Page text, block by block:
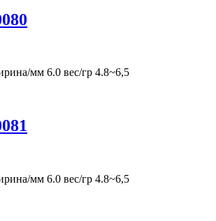
мм 6.0 вес/гр 4.8~6,5
мм 6.0 вес/гр 4.8~6,5